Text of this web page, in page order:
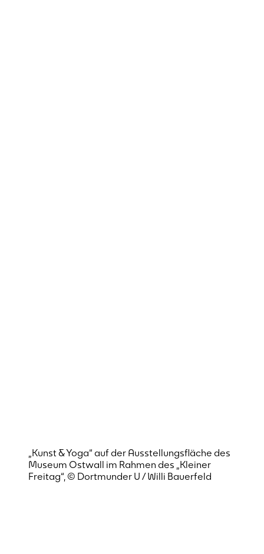
„Kunst & Yoga“ auf der Ausstellungsfläche des
Museum Ostwall im Rahmen des „Kleiner
Freitag“, © Dortmunder U / Willi Bauerfeld